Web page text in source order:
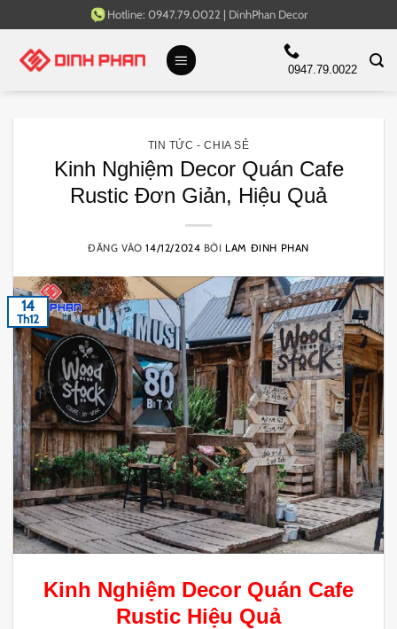
qua
Hotline: 0947.79.0022 | DinhPhan Decor
0947.79.0022
TIN TỨC - CHIA SẺ
Kinh Nghiệm Decor Quán Cafe
Rustic Đơn Giản, Hiệu Quả
ĐĂNG VÀO14/12/2024 BỞI LAM ĐINH PHAN
14
Th12
Kinh Nghiệm Decor Quán Cafe
Rustic Hiệu Quả